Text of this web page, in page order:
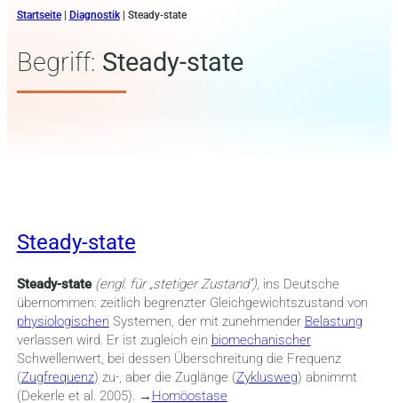
Startseite| Diagnostik| Steady-state
Begriff: Steady-state
Steady-state
Steady-state (engl. für „stetiger Zustand“), ins Deutsche
übernommen: zeitlich begrenzter Gleichgewichtszustand von
physiologischen Systemen, der mit zunehmender Belastung
verlassen wird. Er ist zugleich ein biomechanischer
Schwellenwert, bei dessen Überschreitung die Frequenz
(Zugfrequenz) zu-, aber die Zuglänge (Zyklusweg) abnimmt
(Dekerle et al. 2005). → Homöostase